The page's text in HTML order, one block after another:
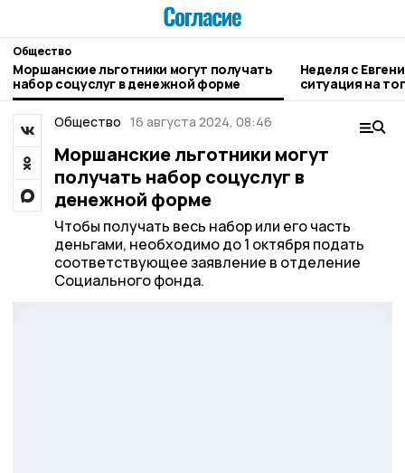
Общество
Моршанские льготники могут получать
набор соцуслуг в денежной форме
Неделя с
ситуация на
городе и
Общество 16 августа 2024, 08:46
Моршанские льготники могут
получать набор соцуслуг в
денежной форме
Чтобы получать весь набор или его часть
деньгами, необходимо до 1 октября подать
соответствующее заявление в отделение
Социального фонда.